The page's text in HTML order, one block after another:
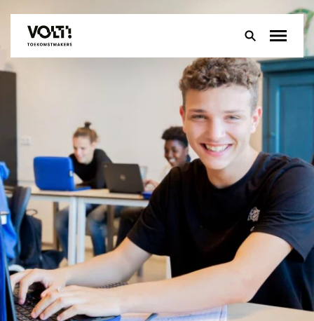
Onderwijs
Leerlingen
Ouders
Groep 8
Contact
Schoolgids